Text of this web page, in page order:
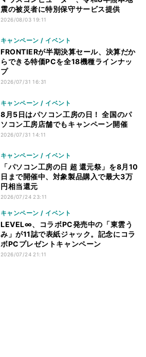
震の被災者に特別保守サービス提供
2026/08/03 19:11
キャンペーン / イベント
FRONTIERが半期決算セール、決算だか
らできる特価PCを全18機種ラインナッ
プ
2026/07/31 16:31
キャンペーン / イベント
8月5日はパソコン工房の日！ 全国のパ
ソコン工房店舗でもキャンペーン開催
2026/07/31 14:11
キャンペーン / イベント
「パソコン工房の日 超 還元祭」を8月10
日まで開催中、対象製品購入で最大3万
円相当還元
2026/07/24 23:11
キャンペーン / イベント
LEVEL∞、コラボPC発売中の「東雲う
み」が11誌で表紙ジャック。記念にコラ
ボPCプレゼントキャンペーン
2026/07/24 21:11